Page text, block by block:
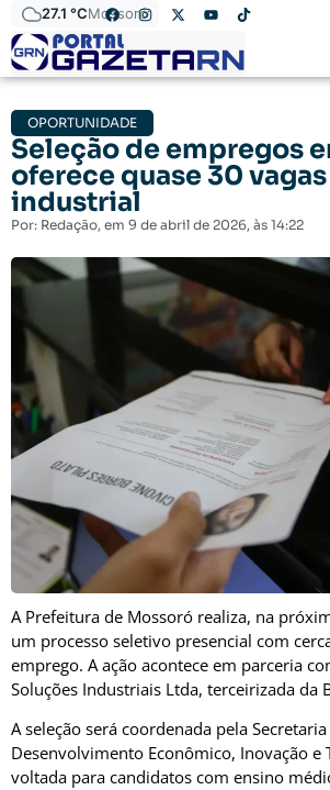
27.1 °CMossoró
OPORTUNIDADE
Seleção de empregos
oferece quase 30 vagas
industrial
Por: Redação, em 9 de abril de 2026, às 14:22
A Prefeitura de Mossoró realiza, na
um processo seletivo presencial com
emprego. A ação acontece em parceria
Soluções Industriais Ltda, terceirizada da
A seleção será coordenada pela
Desenvolvimento Econômico, Inovação e
voltada para candidatos com ensino